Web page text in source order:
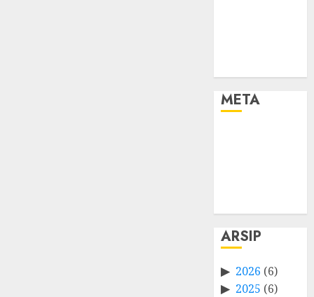
META
ARSIP
2026 (6)
2025 (6)